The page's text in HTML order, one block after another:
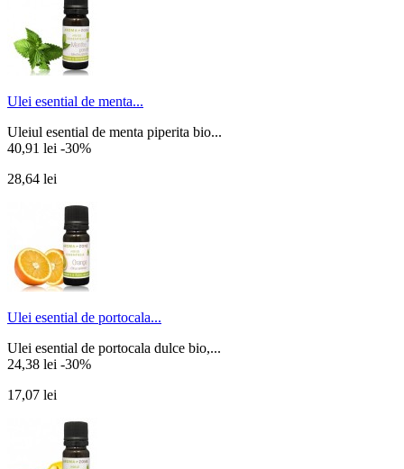
Ulei esential de menta...
Uleiul esential de menta piperita bio...
40,91 lei -30%
28,64 lei
Ulei esential de portocala...
Ulei esential de portocala dulce bio,...
24,38 lei -30%
17,07 lei